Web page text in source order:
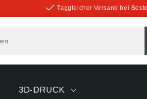
Taggleicher Versand bei
3D-DRUCK